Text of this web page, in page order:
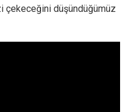
düşündüğümüz